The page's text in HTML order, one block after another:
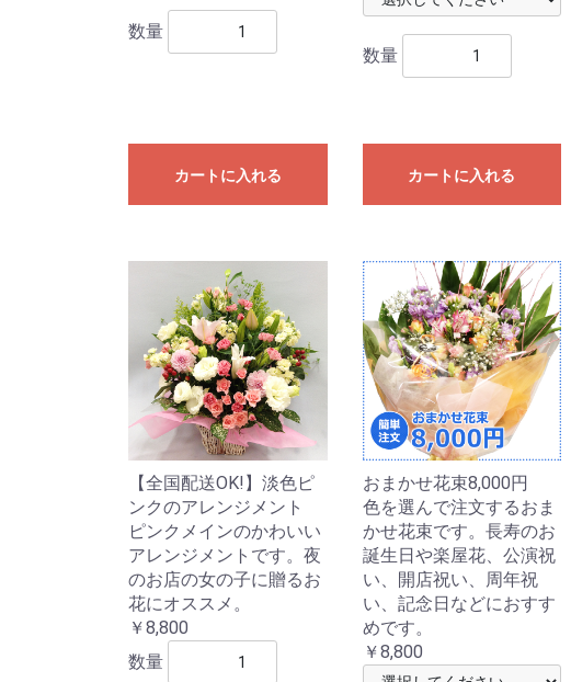
数量
カートに入れる
数量
カートに入れる
【全国配送OK!】淡色ピ
ンクのアレンジメント
ピンクメインのかわいい
アレンジメントです。夜
のお店の女の子に贈るお
花にオススメ。
￥8,800
数量
おまかせ花束8,000円
色を選んで注文するおま
かせ花束です。長寿のお
誕生日や楽屋花、公演祝
い、開店祝い、周年祝
い、記念日などにおすす
めです。
￥8,800